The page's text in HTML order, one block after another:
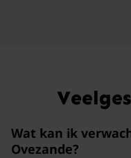
Wat kan ik
Ovezande?